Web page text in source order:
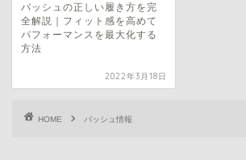
バッシュの正しい履き方を完
全解説｜フィット感を高めて
パフォーマンスを最大化する
方法
2022年3月18日
HOME バッシュ情報